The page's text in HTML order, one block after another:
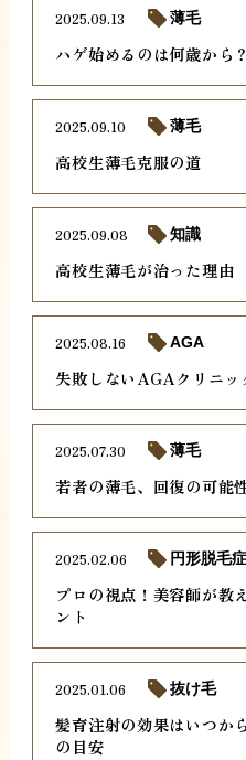
ハゲ始めるのは何歳から
2025.09.13 薄毛
高校生薄毛克服の道
2025.09.10 薄毛
高校生薄毛が治った理由
2025.09.08 知識
失敗しないAGAクリニッ
2025.08.16 AGA
若者の薄毛、回復の可能
2025.07.30 薄毛
プロの視点！美容師が教
ント
2025.02.06 円形脱毛症
髪育注射の効果はいつか
の目安
2025.01.06 抜け毛